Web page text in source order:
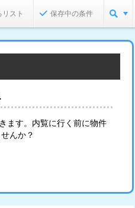
スト 保存中の条件
ます。内覧に行く前に物件
んか？